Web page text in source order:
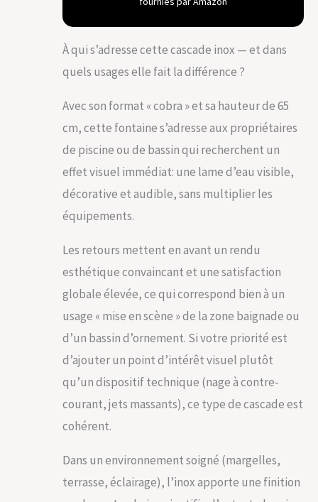
bruit des cascades
une sensation de
bien-être. La
votre piscine ou
de placer la
cascade entre 0 cm
et 60 cm du bord
du bassin. Acier
inoxydable 304
(Pour piscines au
poli miroir,
beaucoup plus
résistant que les
finitions brossées.
Filetage de
raccordement
1''1/2 sous la
cascade pour se
connecter à votre
pompe existante
en ajoutant un té +
vanne à une sortie
À qui s’adresse cette cascade inox — et dans
quels usages elle fait la différence ?
Avec son format « cobra » et sa hauteur de 65
cm, cette fontaine s’adresse aux propriétaires
de piscine ou de bassin qui recherchent un
effet visuel immédiat: une lame d’eau visible,
décorative et audible, sans multiplier les
équipements.
Les retours mettent en avant un rendu
esthétique convaincant et une satisfaction
globale élevée, ce qui correspond bien à un
usage « mise en scène » de la zone baignade ou
d’un bassin d’ornement. Si votre priorité est
d’ajouter un point d’intérêt visuel plutôt
qu’un dispositif technique (nage à contre-
courant, jets massants), ce type de cascade est
cohérent.
Dans un environnement soigné (margelles,
terrasse, éclairage), l’inox apporte une finition